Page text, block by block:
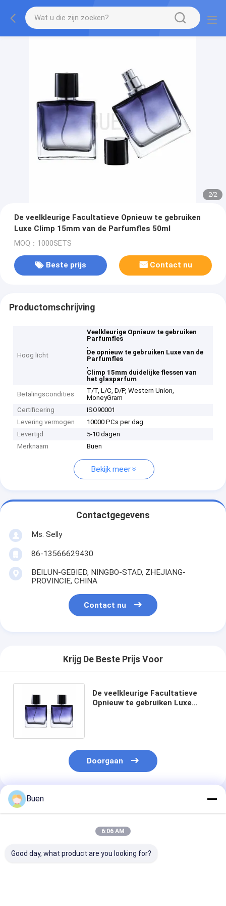
2/2
De veelkleurige Facultatieve Opnieuw te gebruiken
Luxe Climp 15mm van de Parfumfles 50ml
MOQ：1000SETS
Beste prijs Contact nu
Productomschrijving
Hoog licht
Veelkleurige Opnieuw te gebruiken
Parfumfles
,
De opnieuw te gebruiken Luxe van de
Parfumfles
,
Climp 15mm duidelijke flessen van
het glasparfum
Betalingscondities
T/T, L/C, D/P, Western Union,
MoneyGram
Certificering
ISO90001
Levering vermogen
10000 PCs per dag
Levertijd
5-10 dagen
Merknaam
Buen
Bekijk meer
Contactgegevens
Ms. Selly
86-13566629430
BEILUN-GEBIED, NINGBO-STAD, ZHEJIANG-
PROVINCIE, CHINA
Contact nu
Krijg De Beste Prijs Voor
De veelkleurige Facultatieve
Opnieuw te gebruiken Luxe
Doorgaan
Geadviseerde Producten
Buen
6:06 AM
Good day, what product are you looking for?